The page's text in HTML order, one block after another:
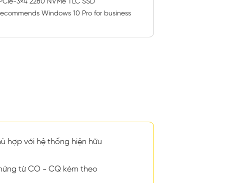
3×4 2280 NVMe TLC SSD
Windows 10 Pro for business
hợp với hệ thống hiện hữu
từ CO - CQ kèm theo